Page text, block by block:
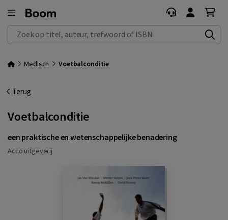
Zoek op titel, auteur, trefwoord of ISBN
Medisch Voetbalconditie
Terug
Voetbalconditie
een praktische en wetenschappelijke benadering
Acco uitgeverij